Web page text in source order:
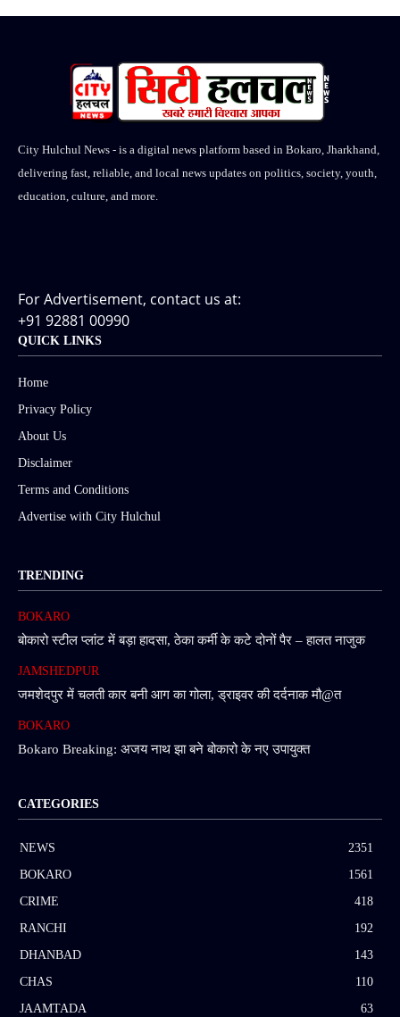
City Hulchul News - is a digital news platform based in Bokaro, Jharkhand,
delivering fast, reliable, and local news updates on politics, society, youth,
education, culture, and more.
For Advertisement, contact us at:
+91 92881 00990
QUICK LINKS
Home
Privacy Policy
About Us
Disclaimer
Terms and Conditions
Advertise with City Hulchul
TRENDING
BOKARO
बोकारो स्टील प्लांट में बड़ा हादसा, ठेका कर्मी के कटे दोनों पैर – हालत नाजुक
JAMSHEDPUR
जमशेदपुर में चलती कार बनी आग का गोला, ड्राइवर की दर्दनाक मौ@त
BOKARO
Bokaro Breaking: अजय नाथ झा बने बोकारो के नए उपायुक्त
CATEGORIES
NEWS
2351
BOKARO
1561
CRIME
418
RANCHI
192
DHANBAD
143
CHAS
110
JAAMTADA
63